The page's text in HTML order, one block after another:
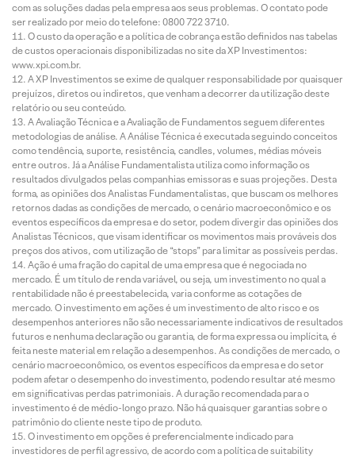
com as soluções dadas pela empresa aos seus problemas. O contato pode
ser realizado por meio do telefone: 0800 722 3710.
O custo da operação e a política de cobrança estão definidos nas tabelas
de custos operacionais disponibilizadas no site da XP Investimentos:
www.xpi.com.br.
A XP Investimentos se exime de qualquer responsabilidade por quaisquer
prejuízos, diretos ou indiretos, que venham a decorrer da utilização deste
relatório ou seu conteúdo.
A Avaliação Técnica e a Avaliação de Fundamentos seguem diferentes
metodologias de análise. A Análise Técnica é executada seguindo conceitos
como tendência, suporte, resistência, candles, volumes, médias móveis
entre outros. Já a Análise Fundamentalista utiliza como informação os
resultados divulgados pelas companhias emissoras e suas projeções. Desta
forma, as opiniões dos Analistas Fundamentalistas, que buscam os melhores
retornos dadas as condições de mercado, o cenário macroeconômico e os
eventos específicos da empresa e do setor, podem divergir das opiniões dos
Analistas Técnicos, que visam identificar os movimentos mais prováveis dos
preços dos ativos, com utilização de “stops” para limitar as possíveis perdas.
Ação é uma fração do capital de uma empresa que é negociada no
mercado. É um título de renda variável, ou seja, um investimento no qual a
rentabilidade não é preestabelecida, varia conforme as cotações de
mercado. O investimento em ações é um investimento de alto risco e os
desempenhos anteriores não são necessariamente indicativos de resultados
futuros e nenhuma declaração ou garantia, de forma expressa ou implícita, é
feita neste material em relação a desempenhos. As condições de mercado, o
cenário macroeconômico, os eventos específicos da empresa e do setor
podem afetar o desempenho do investimento, podendo resultar até mesmo
em significativas perdas patrimoniais. A duração recomendada para o
investimento é de médio-longo prazo. Não há quaisquer garantias sobre o
patrimônio do cliente neste tipo de produto.
O investimento em opções é preferencialmente indicado para
investidores de perfil agressivo, de acordo com a política de suitability